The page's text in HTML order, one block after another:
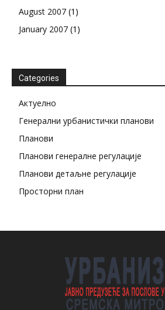
August 2007 (1)
January 2007 (1)
Categories
Актуелно
Генерални урбанистички планови
Планови
Планови генералне регулације
Планови детаљне регулације
Просторни план